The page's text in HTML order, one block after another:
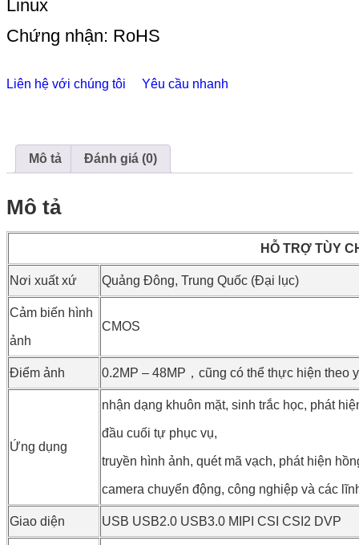
Linux
Chứng nhận: RoHS
Liên hệ với chúng tôi Yêu cầu nhanh
Mô tả Đánh giá (0)
Mô tả
HỖ TRỢ TÙY
Nơi xuất xứ Quảng Đông, Trung Quốc (Đại lục)
Cảm biến hình
ảnh
CMOS
Điểm ảnh 0.2MP – 48MP，cũng có thể thực hiện theo
Ứng dụng
nhận dạng khuôn mặt, sinh trắc học, phát
đầu cuối tự phục vụ,
truyền hình ảnh, quét mã vạch, phát hiện
camera chuyển động, công nghiệp và các
Giao diện USB USB2.0 USB3.0 MIPI CSI CSI2 DVP